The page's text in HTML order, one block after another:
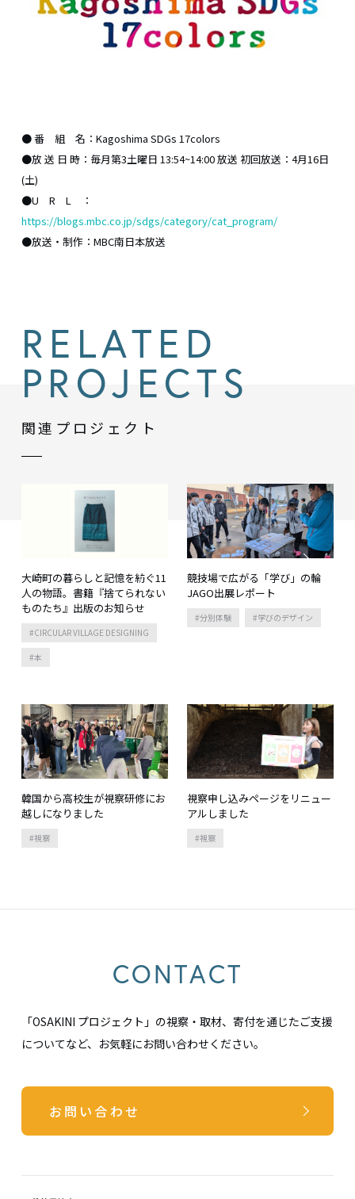
● 番 組 名：Kagoshima SDGs 17colors
●放 送 日 時：毎月第3土曜日 13:54~14:00 放送 初回放送：4月16日
(土)
●U R L ：
https://blogs.mbc.co.jp/sdgs/category/cat_program/
●放送・制作：MBC南日本放送
RELATED
PROJECTS
関連プロジェクト
大崎町の暮らしと記憶を紡ぐ11
人の物語。書籍『捨てられない
ものたち』出版のお知らせ
CIRCULAR VILLAGE DESIGNING
本
競技場で広がる「学び」の輪
JAGO出展レポート
分別体験 学びのデザイン
韓国から高校生が視察研修にお
越しになりました
視察
視察申し込みページをリニュー
アルしました
視察
CONTACT
「OSAKINI プロジェクト」の視察・取材、寄付を通じたご支援
についてなど、お気軽にお問い合わせください。
お問い合わせ